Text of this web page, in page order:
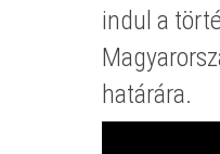
indul a
határára.